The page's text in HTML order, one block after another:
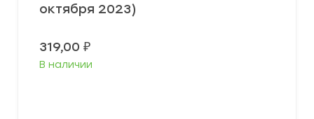
октября 2023)
319,00 ₽
В наличии